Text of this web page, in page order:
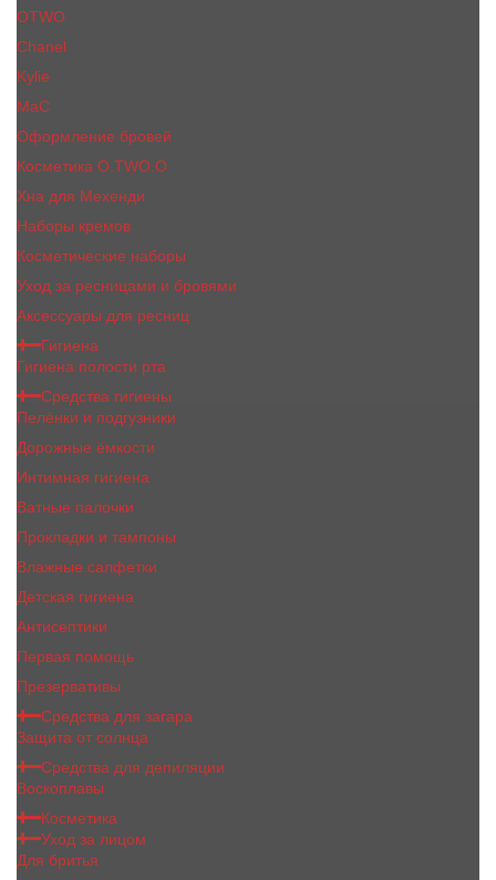
OTWO
Сhanеl
Kylie
MaC
Оформление бровей
Косметика O.TWO.O
Хна для Мехенди
Наборы кремов
Косметические наборы
Уход за ресницами и бровями
Аксессуары для ресниц
Гигиена
Гигиена полости рта
Средства гигиены
Пелёнки и подгузники
Дорожные ёмкости
Интимная гигиена
Ватные палочки
Прокладки и тампоны
Влажные салфетки
Детская гигиена
Антисептики
Первая помощь
Презервативы
Средства для загара
Защита от солнца
Средства для депиляции
Воскоплавы
Косметика
Уход за лицом
Для бритья